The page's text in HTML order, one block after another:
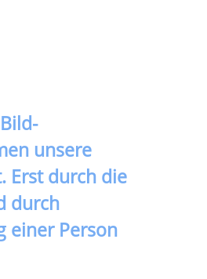
unsere
Erst durch die
durch
einer Person